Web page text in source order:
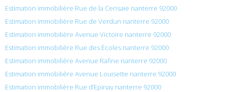
Estimation immobilière Rue de la Cerisaie nanterre 92000
Estimation immobilière Rue de Verdun nanterre 92000
Estimation immobilière Avenue Victoire nanterre 92000
Estimation immobilière Rue des Écoles nanterre 92000
Estimation immobilière Avenue Rafine nanterre 92000
Estimation immobilière Avenue Louisette nanterre 92000
Estimation immobilière Rue d’Epinay nanterre 92000